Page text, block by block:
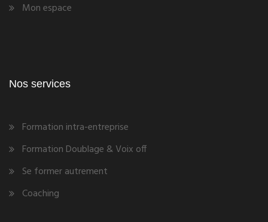
Mon espace
Nos services
Formation intra-entreprise
Formation Doublage & Voix off
Se former autrement
Coaching